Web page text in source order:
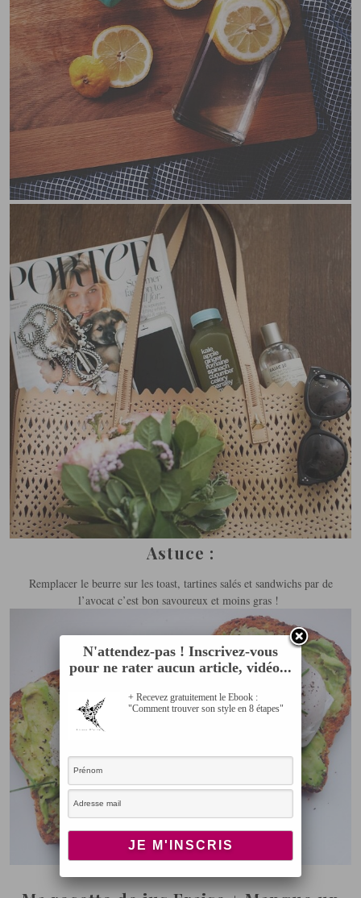
Astuce :
Remplacer le beurre sur les toast, tartines salés et sandwichs par de
l’avocat c’est bon savoureux et moins gras !
N'attendez-pas ! Inscrivez-vous
pour ne rater aucun article, vidéo...
+ Recevez gratuitement le Ebook :
"Comment trouver son style en 8 étapes"